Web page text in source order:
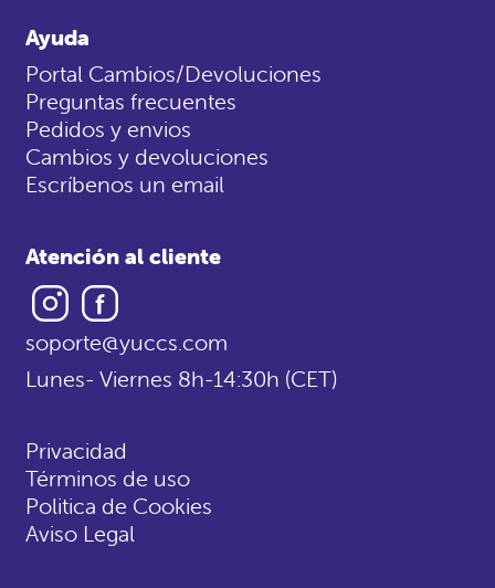
Ayuda
Portal Cambios/Devoluciones
Preguntas frecuentes
Pedidos y envios
Cambios y devoluciones
Escríbenos un email
Atención al cliente
Instagram
soporte@yuccs.com
Lunes- Viernes 8h-14:30h (CET)
Privacidad
Términos de uso
Politica de Cookies
Aviso Legal